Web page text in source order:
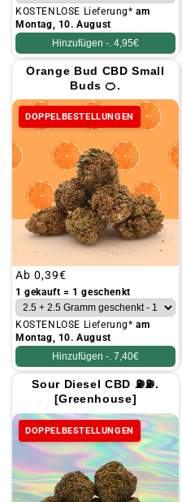
KOSTENLOSE Lieferung*am
Montag, 10. August
Hinzufügen -. 4,95€
Orange Bud CBD Small
Buds 🍊.
DOPPELBESTELLUNGEN
Üblicher
Preis
Ab 0,39€
1 gekauft = 1 geschenkt
KOSTENLOSE Lieferung*am
Montag, 10. August
Hinzufügen -. 7,40€
Sour Diesel CBD ⛽⛽.
[Greenhouse]
DOPPELBESTELLUNGEN